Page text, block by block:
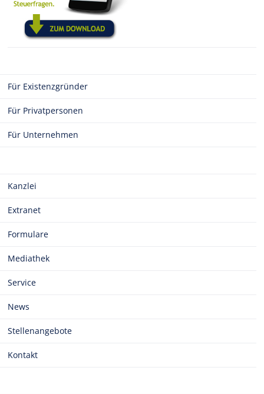
Für Existenzgründer
Für Privatpersonen
Für Unternehmen
Kanzlei
Extranet
Formulare
Mediathek
Service
News
Stellenangebote
Kontakt